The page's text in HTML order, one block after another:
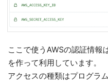
ここで使うAWSの認証情
を作って利用しています。
アクセスの種類はプログラ